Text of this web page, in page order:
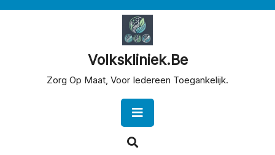
Volkskliniek.be
Zorg Op Maat, Voor Iedereen Toegankelijk.